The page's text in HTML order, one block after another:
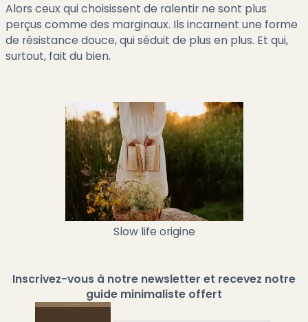
Alors ceux qui choisissent de ralentir ne sont plus
perçus comme des marginaux. Ils incarnent une forme
de résistance douce, qui séduit de plus en plus. Et qui,
surtout, fait du bien.
Slow life origine
Inscrivez-vous à notre newsletter et recevez notre
guide minimaliste offert